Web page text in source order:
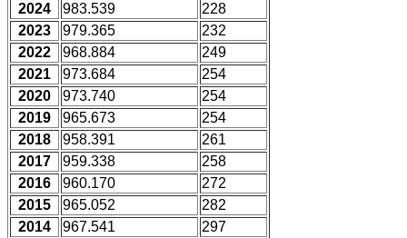
2024
983.539
228
2023
979.365
232
2022
968.884
249
2021
973.684
254
2020
973.740
254
2019
965.673
254
2018
958.391
261
2017
959.338
258
2016
960.170
272
2015
965.052
282
2014
967.541
297